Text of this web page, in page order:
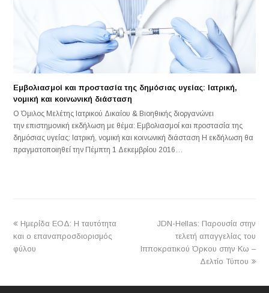
Εμβολιασμοί και προστασία της δημόσιας υγείας: Ιατρική,
νομική και κοινωνική διάσταση
Ο Όμιλος Μελέτης Ιατρικού Δικαίου & Βιοηθικής διοργανώνει
την επιστημονική εκδήλωση με θέμα: Εμβολιασμοί και προστασία της
δημόσιας υγείας: Ιατρική, νομική και κοινωνική διάσταση Η εκδήλωση θα
πραγματοποιηθεί την Πέμπτη 1 Δεκεμβρίου 2016…
previous
post:
Ημερίδα ΕΟΔ: Η ταυτότητα
και ο επαναπροσδιορισμός
φύλου
next
post:
JDN-Hellas: Παρουσία στην
τελετή απαγγελίας του
Ιπποκρατικού Όρκου στην Κω –
Δελτίο Τύπου